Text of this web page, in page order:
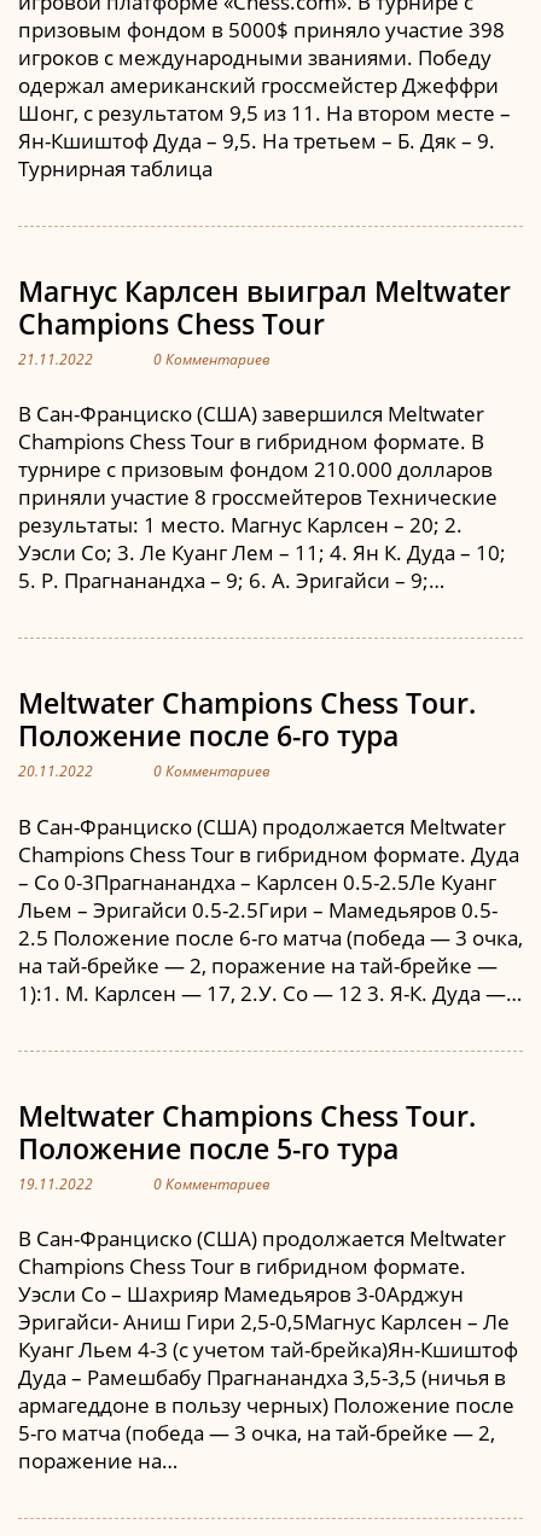
призовым фондом в 5000$ приняло участие 398
игроков с международными званиями. Победу
одержал американский гроссмейстер Джеффри
Шонг, с результатом 9,5 из 11. На втором месте –
Ян-Кшиштоф Дуда – 9,5. На третьем – Б. Дяк – 9.
Турнирная таблица
Магнус Карлсен выиграл Meltwater
Champions Chess Tour
21.11.2022 0 Комментариев
В Сан-Франциско (США) завершился Meltwater
Champions Chess Tour в гибридном формате. В
турнире с призовым фондом 210.000 долларов
приняли участие 8 гроссмейтеров Технические
результаты: 1 место. Магнус Карлсен – 20; 2.
Уэсли Со; 3. Ле Куанг Лем – 11; 4. Ян К. Дуда – 10;
5. Р. Прагнанандха – 9; 6. А. Эригайси – 9;…
Meltwater Champions Chess Tour.
Положение после 6-го тура
20.11.2022 0 Комментариев
В Сан-Франциско (США) продолжается Meltwater
Champions Chess Tour в гибридном формате. Дуда
– Со 0-3Прагнанандха – Карлсен 0.5-2.5Ле Куанг
Льем – Эригайси 0.5-2.5Гири – Мамедьяров 0.5-
2.5 Положение после 6-го матча (победа — 3 очка,
на тай-брейке — 2, поражение на тай-брейке —
1):1. М. Карлсен — 17, 2.У. Со — 12 3. Я-К. Дуда —…
Meltwater Champions Chess Tour.
Положение после 5-го тура
19.11.2022 0 Комментариев
В Сан-Франциско (США) продолжается Meltwater
Champions Chess Tour в гибридном формате.
Уэсли Со – Шахрияр Мамедьяров 3-0Арджун
Эригайси- Аниш Гири 2,5-0,5Магнус Карлсен – Ле
Куанг Льем 4-3 (с учетом тай-брейка)Ян-Кшиштоф
Дуда – Рамешбабу Прагнанандха 3,5-3,5 (ничья в
армагеддоне в пользу черных) Положение после
5-го матча (победа — 3 очка, на тай-брейке — 2,
поражение на…